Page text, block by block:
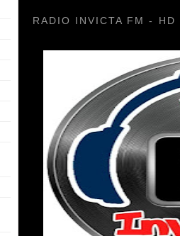
RADIO INVICTA FM - HD